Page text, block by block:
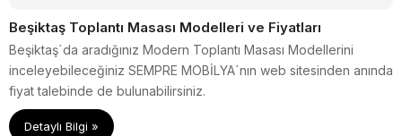
Beşiktaş Toplantı Masası Modelleri ve Fiyatları
Beşiktaş´da aradığınız Modern Toplantı Masası Modellerini
inceleyebileceğiniz SEMPRE MOBİLYA´nın web sitesinden anında
fiyat talebinde de bulunabilirsiniz.
Detaylı Bilgi »